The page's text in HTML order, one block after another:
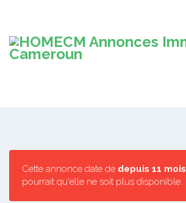
Cette annonce date de depuis 11 mois
pourrait qu'elle ne soit plus disponible.